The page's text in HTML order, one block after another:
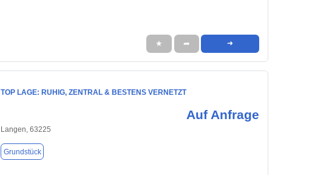
★ ➦ ➜
TOP LAGE: RUHIG, ZENTRAL & BESTENS VERNETZT
Auf Anfrage
Langen, 63225
Grundstück